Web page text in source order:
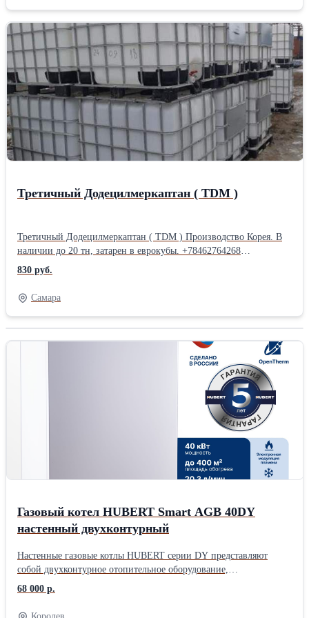
Третичный Додецилмеркаптан ( TDM )
Третичный Додецилмеркаптан ( TDM ) Производство Корея. В
наличии до 20 тн, затарен в еврокубы. +78462764268
Zabanov@samarahimprom.ru
830 руб.
Самара
Газовый котел HUBERT Smart AGB 40DY
настенный двухконтурный
Настенные газовые котлы HUBERT серии DY представляют
собой двухконтурное отопительное оборудование,
предназначенное для отопления жилых помещений и
обеспечения горячего водоснабжения. Конструкция котлов серии
DY включает два раздельных теплообменника, что повышает
68 000 р.